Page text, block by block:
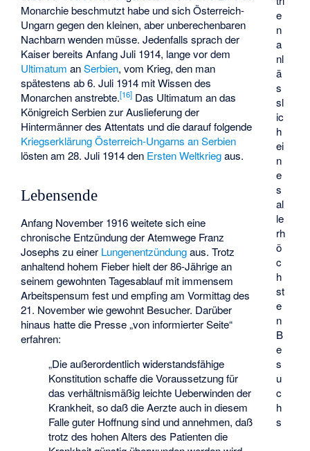
e
n
a
nl
ä
s
sl
ic
h
ei
n
e
s
al
le
rh
ö
c
h
st
e
n
B
e
s
u
c
h
s
Monarchie beschmutzt habe und sich Österreich-
Ungarn gegen den kleinen, aber unberechenbaren
Nachbarn wenden müsse. Jedenfalls sprach der
Kaiser bereits Anfang Juli 1914, lange vor dem
Ultimatum anSerbien, vom Krieg, den man
spätestens ab 6. Juli 1914 mit Wissen des
Monarchen anstrebte.[16] Das Ultimatum an das
Königreich Serbien zur Auslieferung der
Hintermänner des Attentats und die darauf folgende
Kriegserklärung Österreich-Ungarns an Serbien
lösten am 28. Juli 1914 den Ersten Weltkriegaus.
Lebensende
Anfang November 1916 weitete sich eine
chronische Entzündung der Atemwege Franz
Josephs zu einer Lungenentzündungaus. Trotz
anhaltend hohem Fieber hielt der 86-Jährige an
seinem gewohnten Tagesablauf mit immensem
Arbeitspensum fest und empfing am Vormittag des
21. November wie gewohnt Besucher. Darüber
hinaus hatte die Presse „von informierter Seite“
erfahren:
„Die außerordentlich widerstandsfähige
Konstitution schaffe die Voraussetzung für
das verhältnismäßig leichte Ueberwinden der
Krankheit, so daß die Aerzte auch in diesem
Falle guter Hoffnung sind und annehmen, daß
trotz des hohen Alters des Patienten die